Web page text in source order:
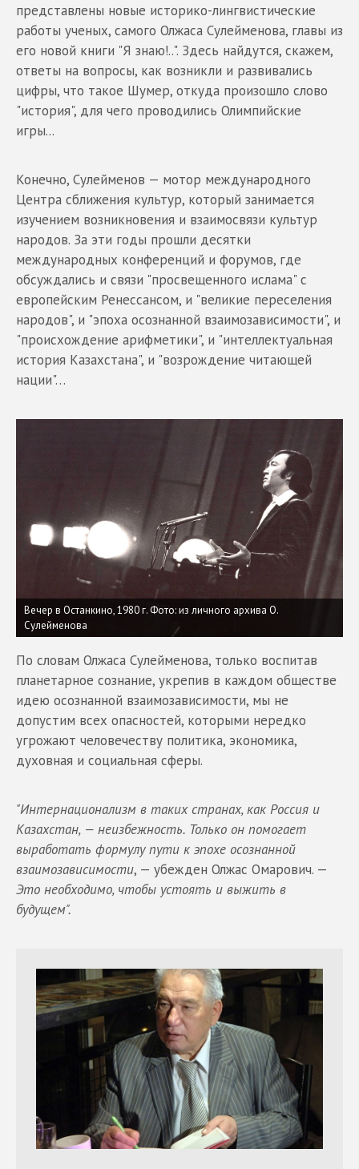
представлены новые историко-лингвистические
работы ученых, самого Олжаса Сулейменова, главы из
его новой книги "Я знаю!..". Здесь найдутся, скажем,
ответы на вопросы, как возникли и развивались
цифры, что такое Шумер, откуда произошло слово
"история", для чего проводились Олимпийские
игры...
Конечно, Сулейменов — мотор международного
Центра сближения культур, который занимается
изучением возникновения и взаимосвязи культур
народов. За эти годы прошли десятки
международных конференций и форумов, где
обсуждались и связи "просвещенного ислама" с
европейским Ренессансом, и "великие переселения
народов", и "эпоха осознанной взаимозависимости", и
"происхождение арифметики", и "интеллектуальная
история Казахстана", и "возрождение читающей
нации"…
Вечер в Останкино, 1980 г. Фото: из личного архива О.
Сулейменова
По словам Олжаса Сулейменова, только воспитав
планетарное сознание, укрепив в каждом обществе
идею осознанной взаимозависимости, мы не
допустим всех опасностей, которыми нередко
угрожают человечеству политика, экономика,
духовная и социальная сферы.
"Интернационализм в таких странах, как Россия и
Казахстан, — неизбежность. Только он помогает
выработать формулу пути к эпохе осознанной
взаимозависимости, — убежден Олжас Омарович. —
Это необходимо, чтобы устоять и выжить в
будущем".